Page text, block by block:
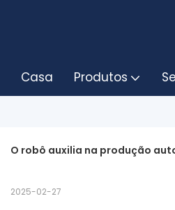
Casa Produtos
O robô auxilia na produção
2025-02-27